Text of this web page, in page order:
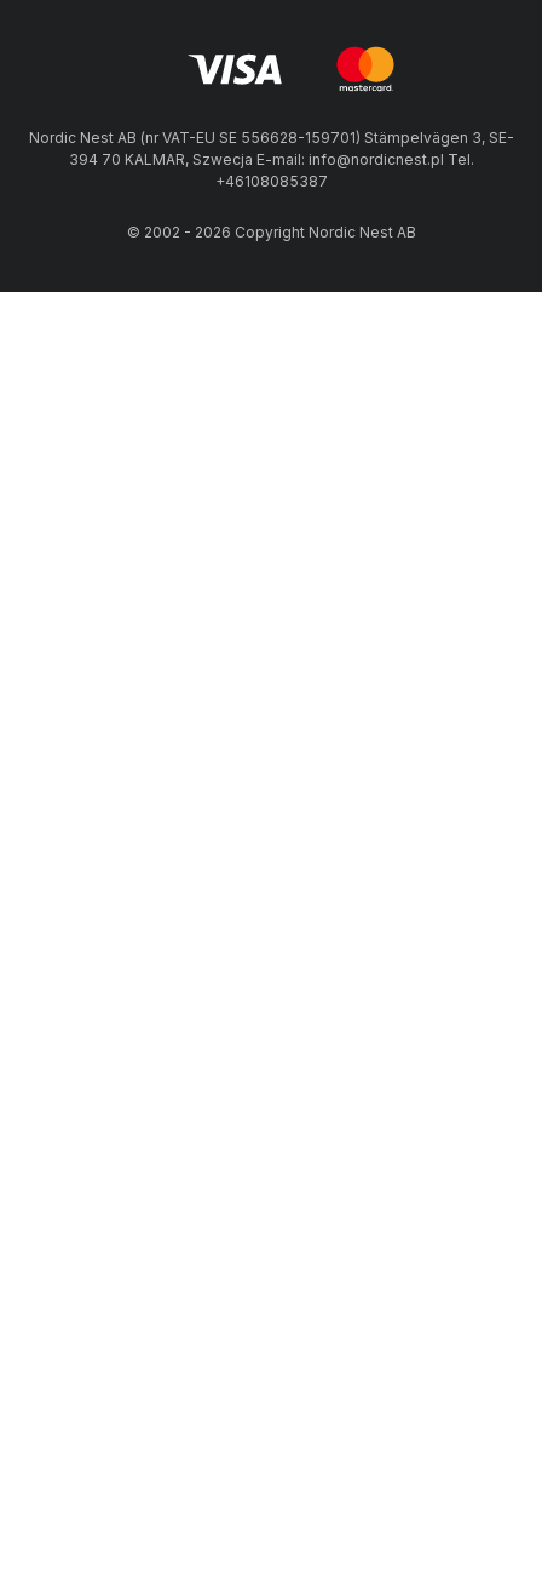
Nordic Nest AB (nr VAT-EU SE 556628-159701) Stämpelvägen 3, SE-
394 70 KALMAR, Szwecja E-mail: info@nordicnest.pl Tel.
+46108085387
© 2002 - 2026 Copyright Nordic Nest AB